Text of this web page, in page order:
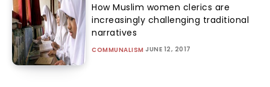
How Muslim women clerics are
increasingly challenging traditional
narratives
COMMUNALISM JUNE 12, 2017